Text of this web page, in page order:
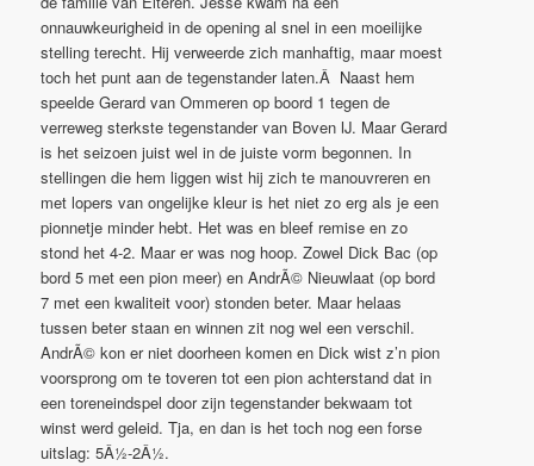
onnauwkeurigheid in de opening al snel in een moeilijke
stelling terecht. Hij verweerde zich manhaftig, maar moest
toch het punt aan de tegenstander laten.Â Naast hem
speelde Gerard van Ommeren op boord 1 tegen de
verreweg sterkste tegenstander van Boven IJ. Maar Gerard
is het seizoen juist wel in de juiste vorm begonnen. In
stellingen die hem liggen wist hij zich te manouvreren en
met lopers van ongelijke kleur is het niet zo erg als je een
pionnetje minder hebt. Het was en bleef remise en zo
stond het 4-2. Maar er was nog hoop. Zowel Dick Bac (op
bord 5 met een pion meer) en AndrÃ© Nieuwlaat (op bord
7 met een kwaliteit voor) stonden beter. Maar helaas
tussen beter staan en winnen zit nog wel een verschil.
AndrÃ© kon er niet doorheen komen en Dick wist z’n pion
voorsprong om te toveren tot een pion achterstand dat in
een toreneindspel door zijn tegenstander bekwaam tot
winst werd geleid. Tja, en dan is het toch nog een forse
uitslag: 5Â½-2Â½.